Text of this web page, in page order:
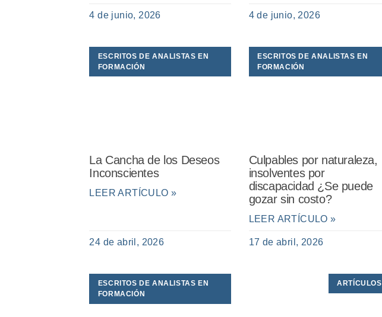
4 de junio, 2026 4 de junio, 2026
ESCRITOS DE ANALISTAS EN
FORMACIÓN
La Cancha de los Deseos
Inconscientes
LEER ARTÍCULO »
24 de abril, 2026
ESCRITOS DE ANALISTAS EN
FORMACIÓN
Culpables por naturaleza,
insolventes por
discapacidad ¿Se puede
gozar sin costo?
LEER ARTÍCULO »
17 de abril, 2026
ESCRITOS DE ANALISTAS EN
FORMACIÓN
ARTÍCULOS